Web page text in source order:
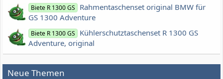
Biete R 1300 GS
Rahmentaschenset original BMW für
GS 1300 Adventure
Biete R 1300 GS
Kühlerschutztaschenset R 1300 GS
Adventure, original
Neue Themen